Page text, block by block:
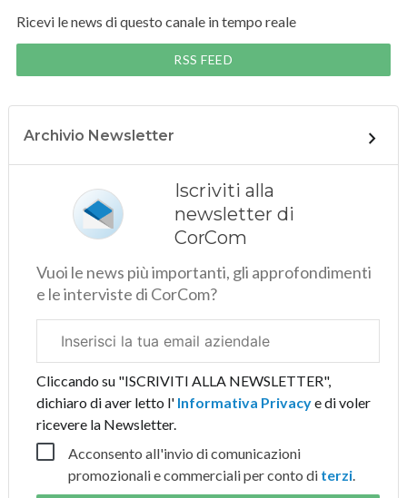
Ricevi le news di questo canale in tempo reale
RSS FEED
Archivio Newsletter
Iscriviti alla
newsletter di
CorCom
Vuoi le news più importanti, gli approfondimenti
e le interviste di CorCom?
aziendale
Cliccando su "ISCRIVITI ALLA NEWSLETTER",
dichiaro di aver letto l' Informativa Privacye di voler
ricevere la Newsletter.
Acconsento all'invio di comunicazioni
promozionali e commerciali per conto di terzi.